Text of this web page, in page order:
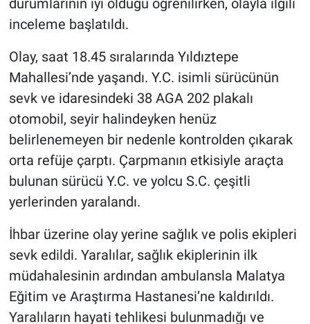
durumlarının iyi olduğu öğrenilirken, olayla ilgili
inceleme başlatıldı.
Olay, saat 18.45 sıralarında Yıldıztepe
Mahallesi’nde yaşandı. Y.C. isimli sürücünün
sevk ve idaresindeki 38 AGA 202 plakalı
otomobil, seyir halindeyken henüz
belirlenemeyen bir nedenle kontrolden çıkarak
orta refüje çarptı. Çarpmanın etkisiyle araçta
bulunan sürücü Y.C. ve yolcu S.C. çeşitli
yerlerinden yaralandı.
İhbar üzerine olay yerine sağlık ve polis ekipleri
sevk edildi. Yaralılar, sağlık ekiplerinin ilk
müdahalesinin ardından ambulansla Malatya
Eğitim ve Araştırma Hastanesi’ne kaldırıldı.
Yaralıların hayati tehlikesi bulunmadığı ve